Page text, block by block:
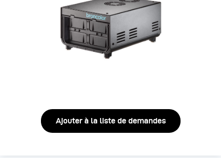
Ajouter à la liste de demandes